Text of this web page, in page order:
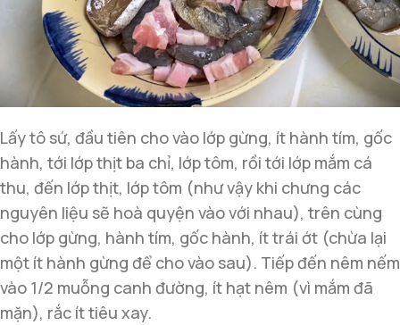
Lấy tô sứ, đầu tiên cho vào lớp gừng, ít hành tím, gốc
hành, tới lớp thịt ba chỉ, lớp tôm, rồi tới lớp mắm cá
thu, đến lớp thịt, lớp tôm (như vậy khi chưng các
nguyên liệu sẽ hoà quyện vào với nhau), trên cùng
cho lớp gừng, hành tím, gốc hành, ít trái ớt (chừa lại
một ít hành gừng để cho vào sau). Tiếp đến nêm nếm
vào 1/2 muỗng canh đường, ít hạt nêm (vì mắm đã
mặn), rắc ít tiêu xay.